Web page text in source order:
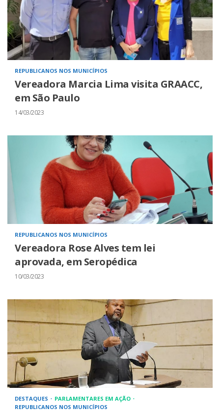
REPUBLICANOS NOS MUNICÍPIOS
Vereadora Marcia Lima visita GRAACC,
em São Paulo
14/03/2023
REPUBLICANOS NOS MUNICÍPIOS
Vereadora Rose Alves tem lei
aprovada, em Seropédica
10/03/2023
DESTAQUES
PARLAMENTARES EM AÇÃO
REPUBLICANOS NOS MUNICÍPIOS